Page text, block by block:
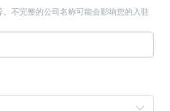
不完整的公司名称可能会影响您的入驻